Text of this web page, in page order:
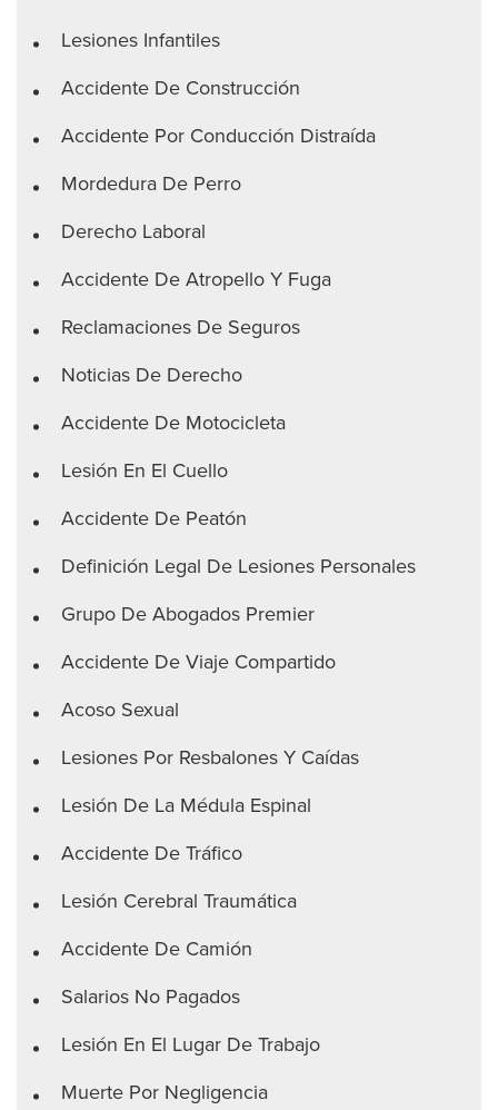
Lesiones Infantiles
Accidente De Construcción
Accidente Por Conducción Distraída
Mordedura De Perro
Derecho Laboral
Accidente De Atropello Y Fuga
Reclamaciones De Seguros
Noticias De Derecho
Accidente De Motocicleta
Lesión En El Cuello
Accidente De Peatón
Definición Legal De Lesiones Personales
Grupo De Abogados Premier
Accidente De Viaje Compartido
Acoso Sexual
Lesiones Por Resbalones Y Caídas
Lesión De La Médula Espinal
Accidente De Tráfico
Lesión Cerebral Traumática
Accidente De Camión
Salarios No Pagados
Lesión En El Lugar De Trabajo
Muerte Por Negligencia